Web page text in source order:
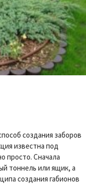
создания заборов
известна под
просто. Сначала
тоннель или ящик, а
создания габионов